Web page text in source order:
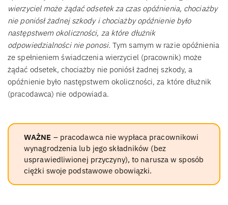
wierzyciel może żądać odsetek za czas opóźnienia, chociażby
nie poniósł żadnej szkody i chociażby opóźnienie było
następstwem okoliczności, za które dłużnik
odpowiedzialności nie ponosi. Tym samym w razie opóźnienia
ze spełnieniem świadczenia wierzyciel (pracownik) może
żądać odsetek, chociażby nie poniósł żadnej szkody, a
opóźnienie było następstwem okoliczności, za które dłużnik
(pracodawca) nie odpowiada.
WAŻNE – pracodawca nie wypłaca pracownikowi
wynagrodzenia lub jego składników (bez
usprawiedliwionej przyczyny), to narusza w sposób
ciężki swoje podstawowe obowiązki.